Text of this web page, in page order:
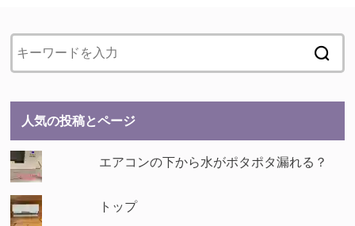
人気の投稿とページ
エアコンの下から水がポタポタ漏れる？
トップ